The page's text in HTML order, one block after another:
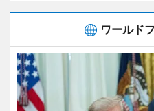
ワールド